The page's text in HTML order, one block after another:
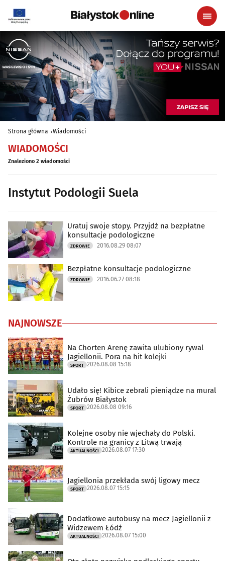
Strona główna Wiadomości
WIADOMOŚCI
Znaleziono 2 wiadomości
Instytut Podologii Suela
Uratuj swoje stopy. Przyjdź na bezpłatne
konsultacje podologiczne
ZDROWIE 2016.08.29 08:07
Bezpłatne konsultacje podologiczne
ZDROWIE 2016.06.27 08:18
NAJNOWSZE
Na Chorten Arenę zawita ulubiony rywal
Jagiellonii. Pora na hit kolejki
SPORT 2026.08.08 15:18
Udało się! Kibice zebrali pieniądze na mural
Żubrów Białystok
SPORT 2026.08.08 09:16
Kolejne osoby nie wjechały do Polski.
Kontrole na granicy z Litwą trwają
AKTUALNOŚCI 2026.08.07 17:30
Jagiellonia przekłada swój ligowy mecz
SPORT 2026.08.07 15:15
Dodatkowe autobusy na mecz Jagiellonii z
Widzewem Łódź
AKTUALNOŚCI 2026.08.07 15:00